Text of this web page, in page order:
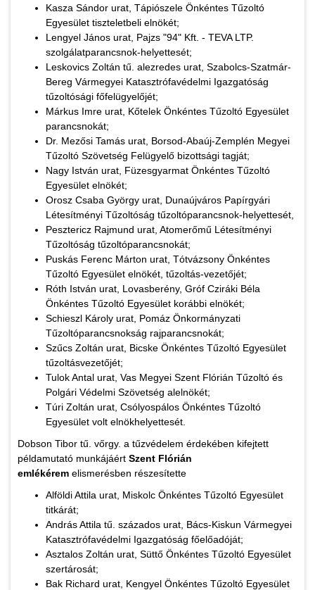
Kasza Sándor urat, Tápiószele Önkéntes Tűzoltó
Egyesület tiszteletbeli elnökét;
Lengyel János urat, Pajzs "94" Kft. - TEVA LTP.
szolgálatparancsnok-helyettesét;
Leskovics Zoltán tű. alezredes urat, Szabolcs-Szatmár-
Bereg Vármegyei Katasztrófavédelmi Igazgatóság
tűzoltósági főfelügyelőjét;
Márkus Imre urat, Kőtelek Önkéntes Tűzoltó Egyesület
parancsnokát;
Dr. Mezősi Tamás urat, Borsod-Abaúj-Zemplén Megyei
Tűzoltó Szövetség Felügyelő bizottsági tagját;
Nagy István urat, Füzesgyarmat Önkéntes Tűzoltó
Egyesület elnökét;
Orosz Csaba György urat, Dunaújváros Papírgyári
Létesítményi Tűzoltóság tűzoltóparancsnok-helyettesét,
Pesztericz Rajmund urat, Atomerőmű Létesítményi
Tűzoltóság tűzoltóparancsnokát;
Puskás Ferenc Márton urat, Tótvázsony Önkéntes
Tűzoltó Egyesület elnökét, tűzoltás-vezetőjét;
Róth István urat, Lovasberény, Gróf Cziráki Béla
Önkéntes Tűzoltó Egyesület korábbi elnökét;
Schieszl Károly urat, Pomáz Önkormányzati
Tűzoltóparancsnokság rajparancsnokát;
Szűcs Zoltán urat, Bicske Önkéntes Tűzoltó Egyesület
tűzoltásvezetőjét;
Tulok Antal urat, Vas Megyei Szent Flórián Tűzoltó és
Polgári Védelmi Szövetség alelnökét;
Túri Zoltán urat, Csólyospálos Önkéntes Tűzoltó
Egyesület volt elnökhelyettesét.​
Dobson Tibor tű. vőrgy. a tűzvédelem érdekében kifejtett
példamutató munkájáért Szent Flórián
emlékérem elismerésben részesítette
Alföldi Attila urat, Miskolc Önkéntes Tűzoltó Egyesület
titkárát;
András Attila tű. százados urat, Bács-Kiskun Vármegyei
Katasztrófavédelmi Igazgatóság főelőadóját;
Asztalos Zoltán urat, Süttő Önkéntes Tűzoltó Egyesület
szertárosát;
Bak Richard urat, Kengyel Önkéntes Tűzoltó Egyesület